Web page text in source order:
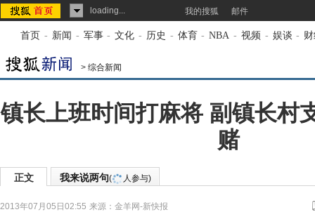
loading... 我的搜狐 邮件
首页 - 新闻 - 军事 - 文化 - 历史 - 体育 - NBA - 视频 - 娱谈 -
> 综合新闻
镇长上班时间打麻将 副镇长村
赌
正文 我来说两句( 人参与)
2013年07月05日02:55 来源： 金羊网-新快报